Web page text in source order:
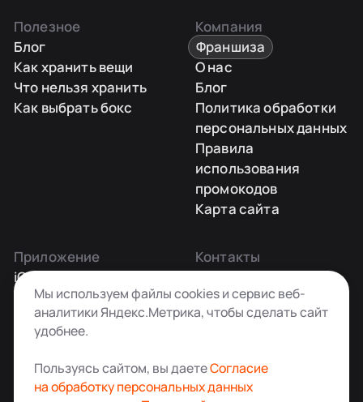
Полезное
Блог
Как хранить вещи
Что нельзя хранить
Как выбрать бокс
Компания
Франшиза
О нас
Блог
Политика обработки
персональных данных
Правила
использования
промокодов
Карта сайта
Приложение
iOS
Android
Контакты
Заказать звонок
+7 495 181-55-45
info@kladovkin.ru
Мы используем файлы cookies и сервис веб-
аналитики Яндекс.Метрика, чтобы сделать сайт
удобнее.
Пользуясь сайтом, вы даетеСогласие
на обработку персональных данных